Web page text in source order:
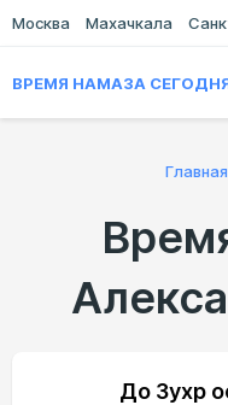
Москва Махачкала
ВРЕМЯ НАМАЗА
Главная
До Зухр